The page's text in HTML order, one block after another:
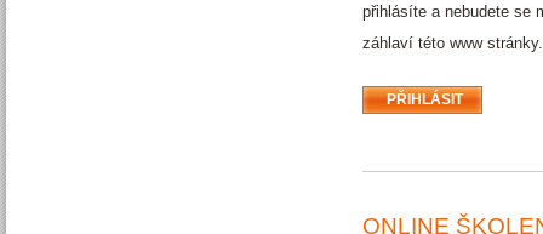
přihlásíte a nebudete se
záhlaví této www stránky.
ONLINE